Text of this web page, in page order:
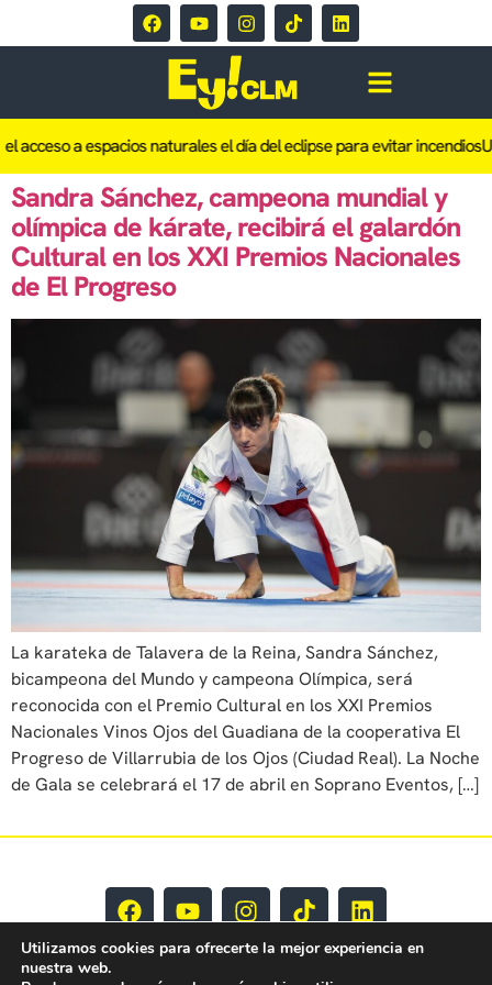
acceso a espacios naturales el día del eclipse para evitar incendios
Sandra Sánchez, campeona mundial y
olímpica de kárate, recibirá el galardón
Cultural en los XXI Premios Nacionales
de El Progreso
La karateka de Talavera de la Reina, Sandra Sánchez,
bicampeona del Mundo y campeona Olímpica, será
reconocida con el Premio Cultural en los XXI Premios
Nacionales Vinos Ojos del Guadiana de la cooperativa El
Progreso de Villarrubia de los Ojos (Ciudad Real). La Noche
de Gala se celebrará el 17 de abril en Soprano Eventos, […]
Utilizamos cookies para ofrecerte la mejor experiencia en
nuestra web.